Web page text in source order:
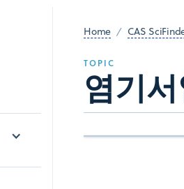
Home CAS
TOPIC
염기